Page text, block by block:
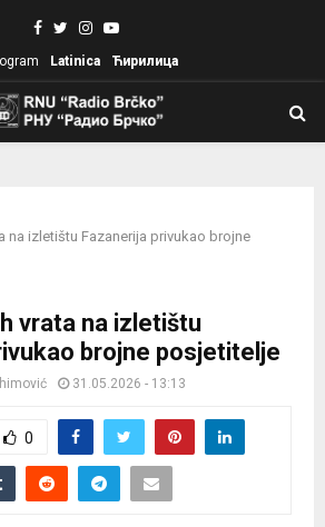
Facebook
TwitterInstagram
Youtube
Latinica Ћирилица
na izletištu Fazanerija privukao brojne
vrata na izletištu
brojne posjetitelje
31.05.2026 - 13:13
0